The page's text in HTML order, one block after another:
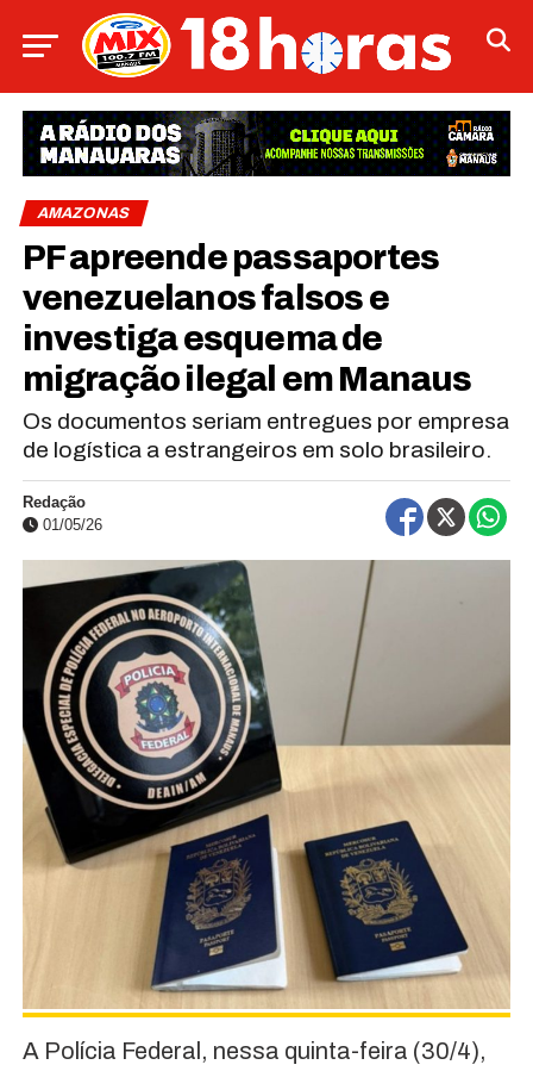
AMAZONAS
PF apreende passaportes
venezuelanos falsos e
investiga esquema de
migração ilegal em Manaus
Os documentos seriam entregues por empresa
de logística a estrangeiros em solo brasileiro.
Redação
01/05/26
A Polícia Federal, nessa quinta-feira (30/4),